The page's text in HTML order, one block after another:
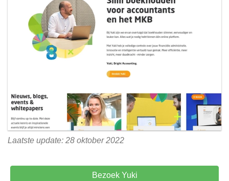
Laatste update: 28 oktober 2022
Bezoek Yuki